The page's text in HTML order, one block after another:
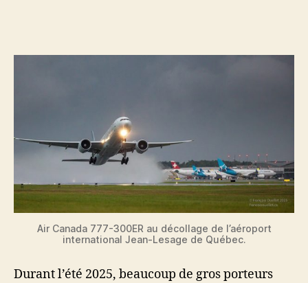
Air Canada 777-300ER au décollage de l’aéroport
international Jean-Lesage de Québec.
Durant l’été 2025, beaucoup de gros porteurs